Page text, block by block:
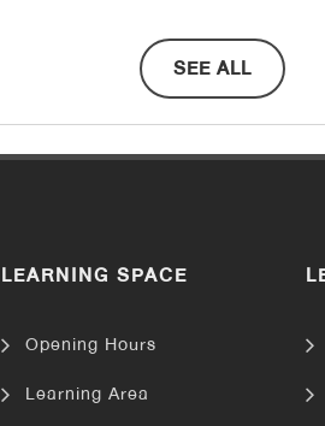
SEE ALL
LEARNING SPACE
Opening Hours
Learning Area